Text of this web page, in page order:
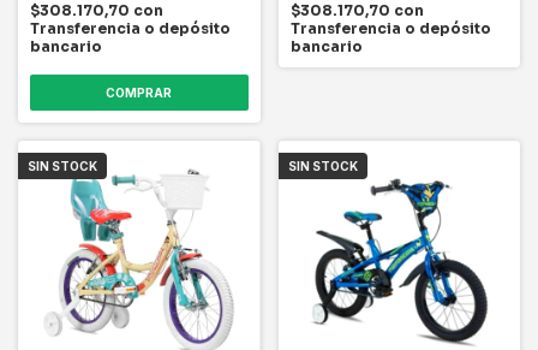
$308.170,70 con
Transferencia o depósito
bancario
COMPRAR
$308.170,70 con
Transferencia o depósito
bancario
SIN STOCK SIN STOCK